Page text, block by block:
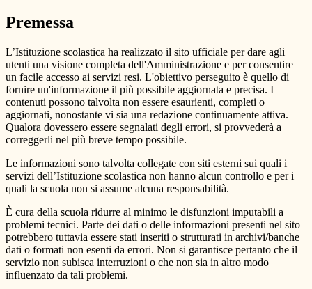
Premessa
L’Istituzione scolastica ha realizzato il sito ufficiale per dare agli
utenti una visione completa dell'Amministrazione e per consentire
un facile accesso ai servizi resi. L'obiettivo perseguito è quello di
fornire un'informazione il più possibile aggiornata e precisa. I
contenuti possono talvolta non essere esaurienti, completi o
aggiornati, nonostante vi sia una redazione continuamente attiva.
Qualora dovessero essere segnalati degli errori, si provvederà a
correggerli nel più breve tempo possibile.
Le informazioni sono talvolta collegate con siti esterni sui quali i
servizi dell’Istituzione scolastica non hanno alcun controllo e per i
quali la scuola non si assume alcuna responsabilità.
È cura della scuola ridurre al minimo le disfunzioni imputabili a
problemi tecnici. Parte dei dati o delle informazioni presenti nel sito
potrebbero tuttavia essere stati inseriti o strutturati in archivi/banche
dati o formati non esenti da errori. Non si garantisce pertanto che il
servizio non subisca interruzioni o che non sia in altro modo
influenzato da tali problemi.